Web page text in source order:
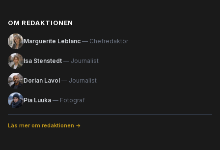
OM REDAKTIONEN
Marguerite Leblanc — Chefredaktör
Isa Stenstedt — Journalist
Dorian Lavol — Journalist
Pia Luuka — Fotograf
Läs mer om redaktionen →